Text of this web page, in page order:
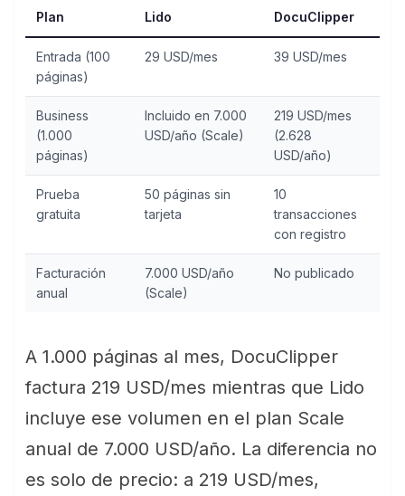
Plan Lido DocuClipper
Entrada (100
páginas)
29 USD/mes 39 USD/mes
Business
(1.000
páginas)
Incluido en 7.000
USD/año (Scale)
219 USD/mes
(2.628
USD/año)
Prueba
gratuita
50 páginas sin
tarjeta
10
transacciones
con registro
Facturación
anual
7.000 USD/año
(Scale)
No publicado
A 1.000 páginas al mes, DocuClipper
factura 219 USD/mes mientras que Lido
incluye ese volumen en el plan Scale
anual de 7.000 USD/año. La diferencia no
es solo de precio: a 219 USD/mes,